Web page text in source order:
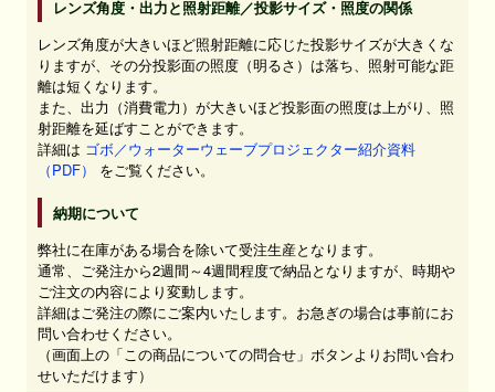
レンズ角度・出力と照射距離／投影サイズ・照度の関係
レンズ角度が大きいほど照射距離に応じた投影サイズが大きくな
りますが、その分投影面の照度（明るさ）は落ち、照射可能な距
離は短くなります。
また、出力（消費電力）が大きいほど投影面の照度は上がり、照
射距離を延ばすことができます。
詳細は ゴボ／ウォーターウェーブプロジェクター紹介資料
（PDF）
をご覧ください。
納期について
弊社に在庫がある場合を除いて受注生産となります。
通常、ご発注から2週間～4週間程度で納品となりますが、時期や
ご注文の内容により変動します。
詳細はご発注の際にご案内いたします。お急ぎの場合は事前にお
問い合わせください。
（画面上の「この商品についての問合せ」ボタンよりお問い合わ
せいただけます）